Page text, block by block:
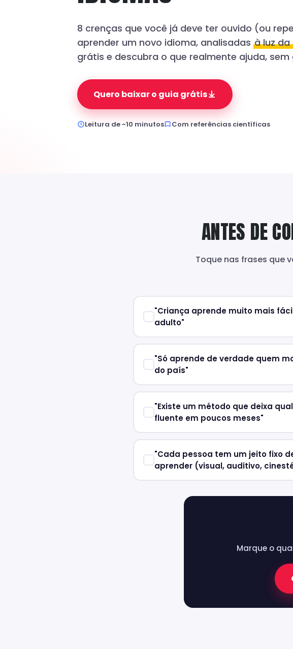
8 crenças que você já deve ter ouvido (ou
aprender um novo idioma, analisadas à luz
grátis e descubra o que realmente ajuda, sem
Quero baixar o guia grátis
Leitura de ~10 minutos Com referências científicas
ANTES DE
Toque nas frases que
"Criança aprende muito mais
adulto"
"Só aprende de verdade quem
do país"
"Existe um método que deixa
fluente em poucos meses"
"Cada pessoa tem um jeito fixo
aprender (visual, auditivo,
Marque o